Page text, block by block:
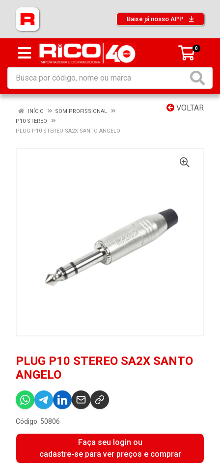
Baixe já nosso APP
0
VOLTAR
INÍCIO
SOM PROFISSIONAL
P10 STEREO
PLUG P10 STEREO SA2X SANTO ANGELO
PLUG P10 STEREO SA2X SANTO
ANGELO
Código: 50806
Faça seu login ou
cadastre-se para ver preços e comprar